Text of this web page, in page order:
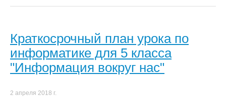
Краткосрочный план урока по
информатике для 5 класса
"Информация вокруг нас"
2 апреля 2018 г.